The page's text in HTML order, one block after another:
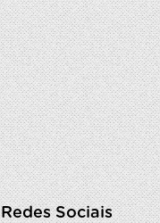
Redes Sociais